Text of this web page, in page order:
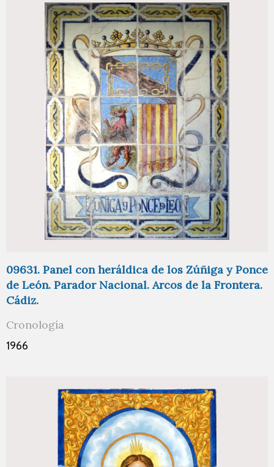
09631. Panel con heráldica de los Zúñiga y Ponce
de León. Parador Nacional. Arcos de la Frontera.
Cádiz.
Cronología
1966